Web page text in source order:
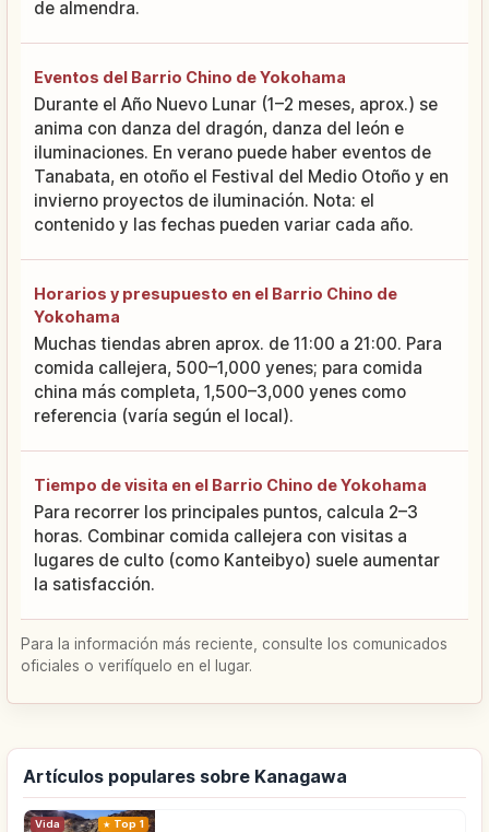
de almendra.
Eventos del Barrio Chino de Yokohama
Durante el Año Nuevo Lunar (1–2 meses, aprox.) se
anima con danza del dragón, danza del león e
iluminaciones. En verano puede haber eventos de
Tanabata, en otoño el Festival del Medio Otoño y en
invierno proyectos de iluminación. Nota: el
contenido y las fechas pueden variar cada año.
Horarios y presupuesto en el Barrio Chino de
Yokohama
Muchas tiendas abren aprox. de 11:00 a 21:00. Para
comida callejera, 500–1,000 yenes; para comida
china más completa, 1,500–3,000 yenes como
referencia (varía según el local).
Tiempo de visita en el Barrio Chino de Yokohama
Para recorrer los principales puntos, calcula 2–3
horas. Combinar comida callejera con visitas a
lugares de culto (como Kanteibyo) suele aumentar
la satisfacción.
Para la información más reciente, consulte los comunicados
oficiales o verifíquelo en el lugar.
Artículos populares sobre Kanagawa
Vida Top 1